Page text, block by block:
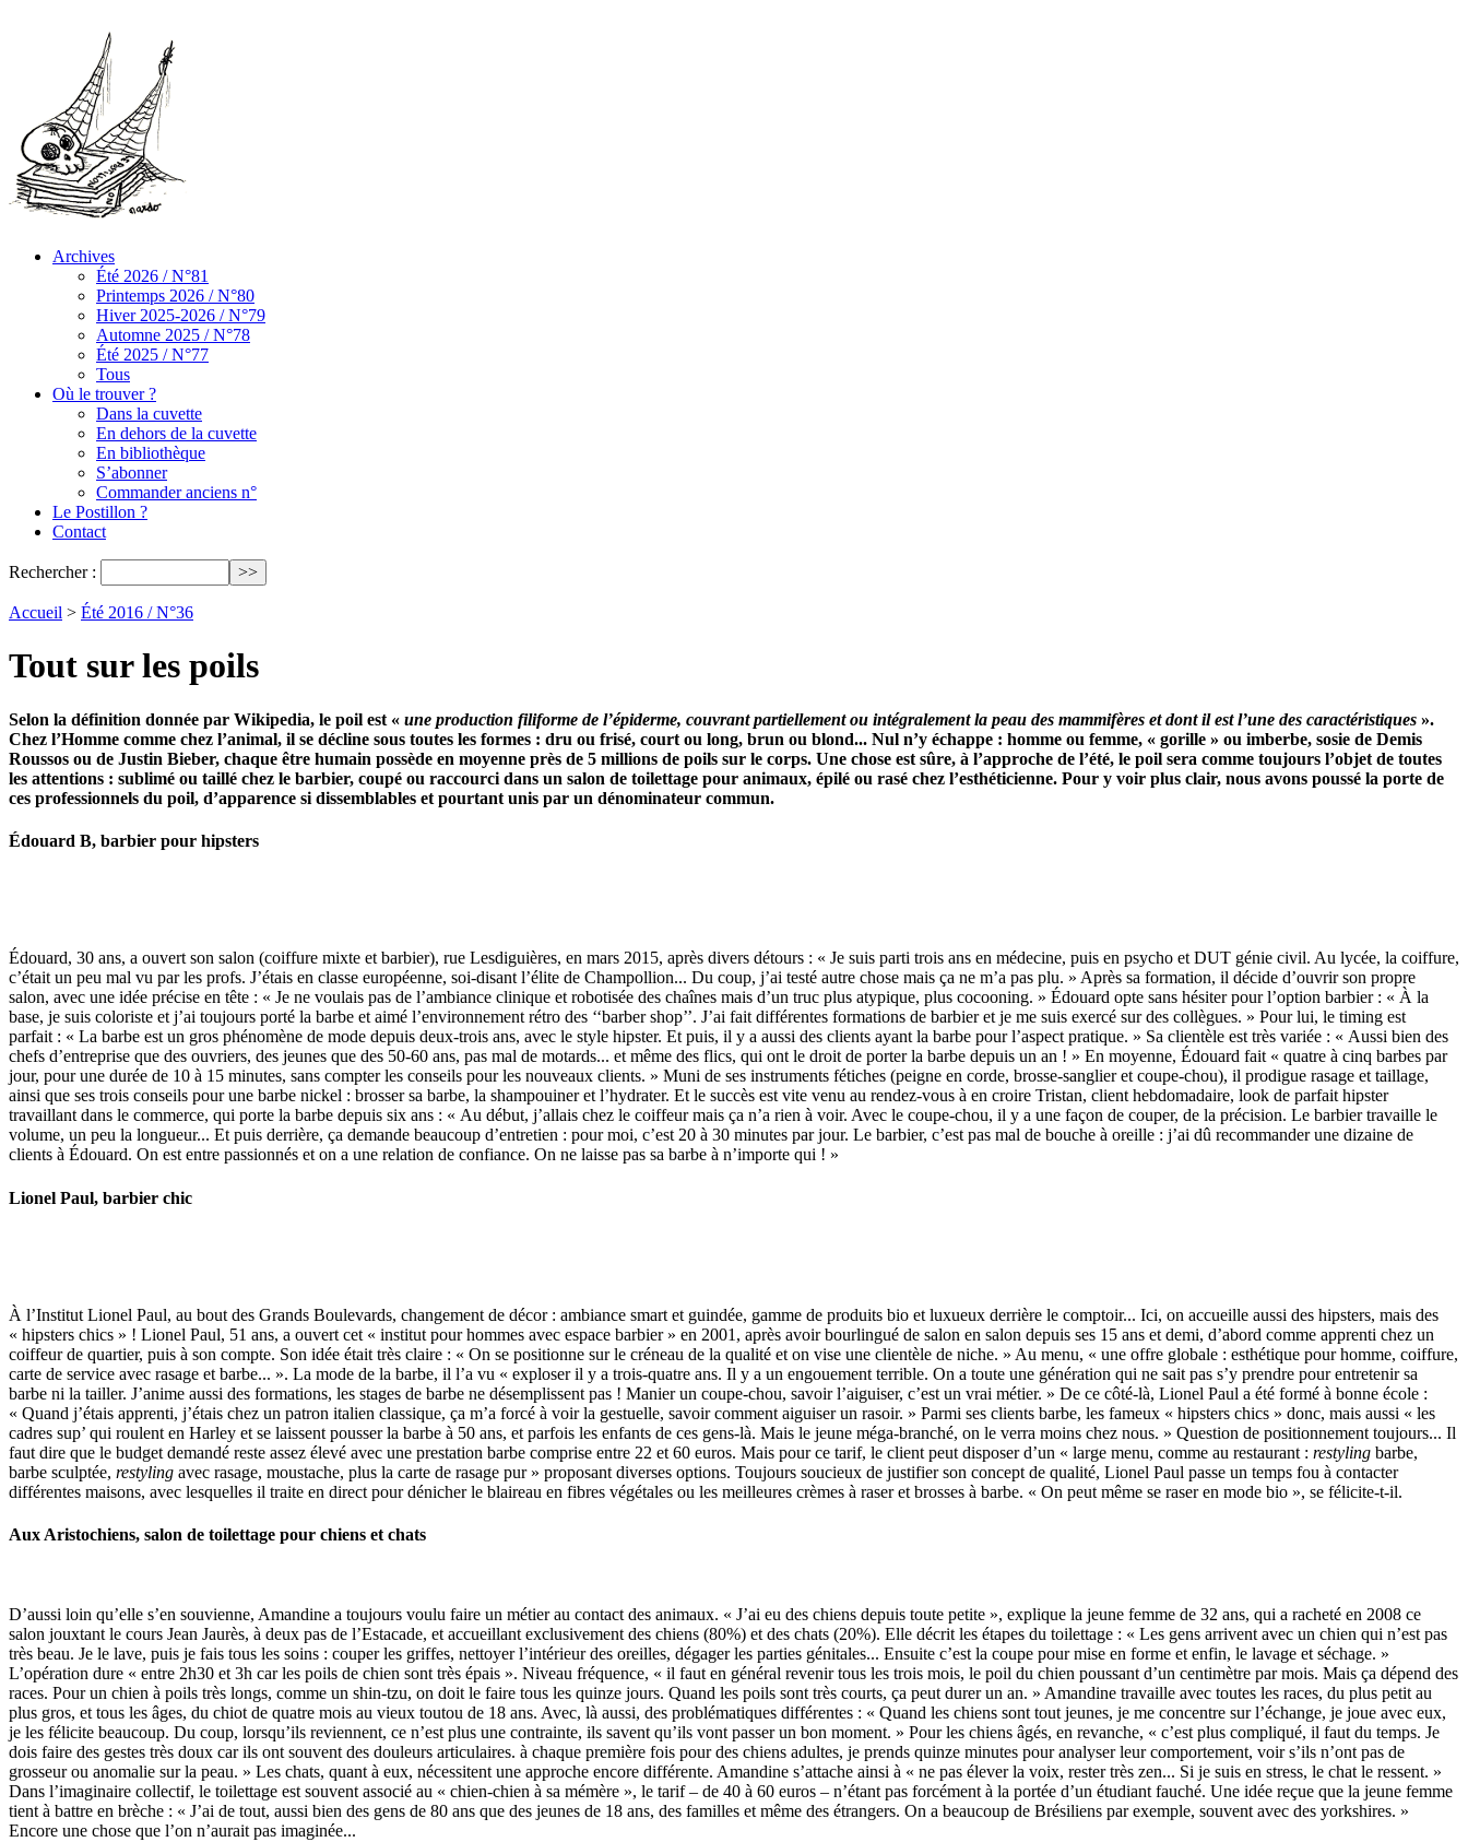
Archives
Été 2026 / N°81
Printemps 2026 / N°80
Hiver 2025-2026 / N°79
Automne 2025 / N°78
Été 2025 / N°77
Tous
Où le trouver ?
Dans la cuvette
En dehors de la cuvette
En bibliothèque
S’abonner
Commander anciens n°
Le Postillon ?
Contact
Rechercher :
Accueil > Été 2016 / N°36
Tout sur les poils
Selon la définition donnée par Wikipedia, le poil est « une production filiforme de l’épiderme, couvrant partiellement ou intégralement la peau des mammifères et dont il est l’une des caractéristiques ».
Chez l’Homme comme chez l’animal, il se décline sous toutes les formes : dru ou frisé, court ou long, brun ou blond... Nul n’y échappe : homme ou femme, « gorille » ou imberbe, sosie de Demis
Roussos ou de Justin Bieber, chaque être humain possède en moyenne près de 5 millions de poils sur le corps. Une chose est sûre, à l’approche de l’été, le poil sera comme toujours l’objet de toutes
les attentions : sublimé ou taillé chez le barbier, coupé ou raccourci dans un salon de toilettage pour animaux, épilé ou rasé chez l’esthéticienne. Pour y voir plus clair, nous avons poussé la porte de
ces professionnels du poil, d’apparence si dissemblables et pourtant unis par un dénominateur commun.
Édouard B, barbier pour hipsters
Édouard, 30 ans, a ouvert son salon (coiffure mixte et barbier), rue Lesdiguières, en mars 2015, après divers détours : « Je suis parti trois ans en médecine, puis en psycho et DUT génie civil. Au lycée, la coiffure,
c’était un peu mal vu par les profs. J’étais en classe européenne, soi-disant l’élite de Champollion... Du coup, j’ai testé autre chose mais ça ne m’a pas plu. » Après sa formation, il décide d’ouvrir son propre
salon, avec une idée précise en tête : « Je ne voulais pas de l’ambiance clinique et robotisée des chaînes mais d’un truc plus atypique, plus cocooning. » Édouard opte sans hésiter pour l’option barbier : « À la
base, je suis coloriste et j’ai toujours porté la barbe et aimé l’environnement rétro des ‘‘barber shop’’. J’ai fait différentes formations de barbier et je me suis exercé sur des collègues. » Pour lui, le timing est
parfait : « La barbe est un gros phénomène de mode depuis deux-trois ans, avec le style hipster. Et puis, il y a aussi des clients ayant la barbe pour l’aspect pratique. » Sa clientèle est très variée : « Aussi bien des
chefs d’entreprise que des ouvriers, des jeunes que des 50-60 ans, pas mal de motards... et même des flics, qui ont le droit de porter la barbe depuis un an ! » En moyenne, Édouard fait « quatre à cinq barbes par
jour, pour une durée de 10 à 15 minutes, sans compter les conseils pour les nouveaux clients. » Muni de ses instruments fétiches (peigne en corde, brosse-sanglier et coupe-chou), il prodigue rasage et taillage,
ainsi que ses trois conseils pour une barbe nickel : brosser sa barbe, la shampouiner et l’hydrater. Et le succès est vite venu au rendez-vous à en croire Tristan, client hebdomadaire, look de parfait hipster
travaillant dans le commerce, qui porte la barbe depuis six ans : « Au début, j’allais chez le coiffeur mais ça n’a rien à voir. Avec le coupe-chou, il y a une façon de couper, de la précision. Le barbier travaille le
volume, un peu la longueur... Et puis derrière, ça demande beaucoup d’entretien : pour moi, c’est 20 à 30 minutes par jour. Le barbier, c’est pas mal de bouche à oreille : j’ai dû recommander une dizaine de
clients à Édouard. On est entre passionnés et on a une relation de confiance. On ne laisse pas sa barbe à n’importe qui ! »
Lionel Paul, barbier chic
À l’Institut Lionel Paul, au bout des Grands Boulevards, changement de décor : ambiance smart et guindée, gamme de produits bio et luxueux derrière le comptoir... Ici, on accueille aussi des hipsters, mais des
« hipsters chics » ! Lionel Paul, 51 ans, a ouvert cet « institut pour hommes avec espace barbier » en 2001, après avoir bourlingué de salon en salon depuis ses 15 ans et demi, d’abord comme apprenti chez un
coiffeur de quartier, puis à son compte. Son idée était très claire : « On se positionne sur le créneau de la qualité et on vise une clientèle de niche. » Au menu, « une offre globale : esthétique pour homme, coiffure,
carte de service avec rasage et barbe... ». La mode de la barbe, il l’a vu « exploser il y a trois-quatre ans. Il y a un engouement terrible. On a toute une génération qui ne sait pas s’y prendre pour entretenir sa
barbe ni la tailler. J’anime aussi des formations, les stages de barbe ne désemplissent pas ! Manier un coupe-chou, savoir l’aiguiser, c’est un vrai métier. » De ce côté-là, Lionel Paul a été formé à bonne école :
« Quand j’étais apprenti, j’étais chez un patron italien classique, ça m’a forcé à voir la gestuelle, savoir comment aiguiser un rasoir. » Parmi ses clients barbe, les fameux « hipsters chics » donc, mais aussi « les
cadres sup’ qui roulent en Harley et se laissent pousser la barbe à 50 ans, et parfois les enfants de ces gens-là. Mais le jeune méga-branché, on le verra moins chez nous. » Question de positionnement toujours... Il
faut dire que le budget demandé reste assez élevé avec une prestation barbe comprise entre 22 et 60 euros. Mais pour ce tarif, le client peut disposer d’un « large menu, comme au restaurant : restyling barbe,
barbe sculptée, restyling avec rasage, moustache, plus la carte de rasage pur » proposant diverses options. Toujours soucieux de justifier son concept de qualité, Lionel Paul passe un temps fou à contacter
différentes maisons, avec lesquelles il traite en direct pour dénicher le blaireau en fibres végétales ou les meilleures crèmes à raser et brosses à barbe. « On peut même se raser en mode bio », se félicite-t-il.
Aux Aristochiens, salon de toilettage pour chiens et chats
D’aussi loin qu’elle s’en souvienne, Amandine a toujours voulu faire un métier au contact des animaux. « J’ai eu des chiens depuis toute petite », explique la jeune femme de 32 ans, qui a racheté en 2008 ce
salon jouxtant le cours Jean Jaurès, à deux pas de l’Estacade, et accueillant exclusivement des chiens (80%) et des chats (20%). Elle décrit les étapes du toilettage : « Les gens arrivent avec un chien qui n’est pas
très beau. Je le lave, puis je fais tous les soins : couper les griffes, nettoyer l’intérieur des oreilles, dégager les parties génitales... Ensuite c’est la coupe pour mise en forme et enfin, le lavage et séchage. »
L’opération dure « entre 2h30 et 3h car les poils de chien sont très épais ». Niveau fréquence, « il faut en général revenir tous les trois mois, le poil du chien poussant d’un centimètre par mois. Mais ça dépend des
races. Pour un chien à poils très longs, comme un shin-tzu, on doit le faire tous les quinze jours. Quand les poils sont très courts, ça peut durer un an. » Amandine travaille avec toutes les races, du plus petit au
plus gros, et tous les âges, du chiot de quatre mois au vieux toutou de 18 ans. Avec, là aussi, des problématiques différentes : « Quand les chiens sont tout jeunes, je me concentre sur l’échange, je joue avec eux,
je les félicite beaucoup. Du coup, lorsqu’ils reviennent, ce n’est plus une contrainte, ils savent qu’ils vont passer un bon moment. » Pour les chiens âgés, en revanche, « c’est plus compliqué, il faut du temps. Je
dois faire des gestes très doux car ils ont souvent des douleurs articulaires. à chaque première fois pour des chiens adultes, je prends quinze minutes pour analyser leur comportement, voir s’ils n’ont pas de
grosseur ou anomalie sur la peau. » Les chats, quant à eux, nécessitent une approche encore différente. Amandine s’attache ainsi à « ne pas élever la voix, rester très zen... Si je suis en stress, le chat le ressent. »
Dans l’imaginaire collectif, le toilettage est souvent associé au « chien-chien à sa mémère », le tarif – de 40 à 60 euros – n’étant pas forcément à la portée d’un étudiant fauché. Une idée reçue que la jeune femme
tient à battre en brèche : « J’ai de tout, aussi bien des gens de 80 ans que des jeunes de 18 ans, des familles et même des étrangers. On a beaucoup de Brésiliens par exemple, souvent avec des yorkshires. »
Encore une chose que l’on n’aurait pas imaginée...